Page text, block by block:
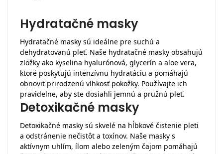
Hydratačné masky
Hydratačné masky sú ideálne pre suchú a
dehydratovanú pleť. Naše hydratačné masky obsahujú
zložky ako kyselina hyalurónová, glycerín a aloe vera,
ktoré poskytujú intenzívnu hydratáciu a pomáhajú
obnoviť prirodzenú vlhkosť pokožky. Používajte ich
pravidelne, aby ste dosiahli jemnú a pružnú pleť.
Detoxikačné masky
Detoxikačné masky sú skvelé na hĺbkové čistenie pleti
a odstránenie nečistôt a toxínov. Naše masky s
aktívnym uhlím, ílom alebo zeleným čajom pomáhajú